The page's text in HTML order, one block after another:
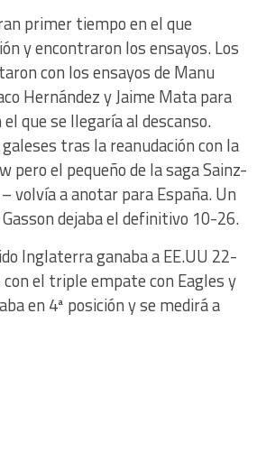
primer tiempo en el que
y encontraron los ensayos. Los
con los ensayos de Manu
Hernández y Jaime Mata para
que se llegaría al descanso.
tras la reanudación con la
pero el pequeño de la saga Sainz-
volvía a anotar para España. Un
dejaba el definitivo 10-26.
Inglaterra ganaba a EE.UU 22-
el triple empate con Eagles y
en 4ª posición y se medirá a